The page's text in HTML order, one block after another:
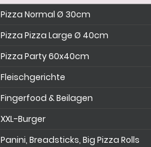
Pizza Normal Ø 30cm
Pizza Pizza Large Ø 40cm
Pizza Party 60x40cm
Fleischgerichte
Fingerfood & Beilagen
XXL-Burger
Panini, Breadsticks, Big Pizza Rolls